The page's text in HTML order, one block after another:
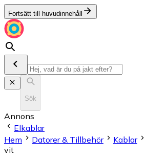
Fortsätt till huvudinnehåll
Sök
Annons
Elkablar
Hem
Datorer & Tillbehör Kablar
vit